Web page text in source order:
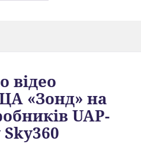
відео
«Зонд» на
UAP-